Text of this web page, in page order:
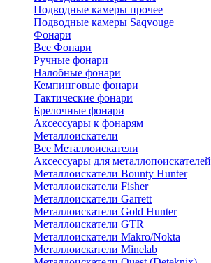
Подводные камеры прочее
Подводные камеры Saqvouge
Фонари
Все Фонари
Ручные фонари
Налобные фонари
Кемпинговые фонари
Тактические фонари
Брелочные фонари
Аксессуары к фонарям
Металлоискатели
Все Металлоискатели
Аксессуары для металлопоискателей
Металлоискатели Bounty Hunter
Металлоискатели Fisher
Металлоискатели Garrett
Металлоискатели Gold Hunter
Металлоискатели GTR
Металлоискатели Makro/Nokta
Металлоискатели Minelab